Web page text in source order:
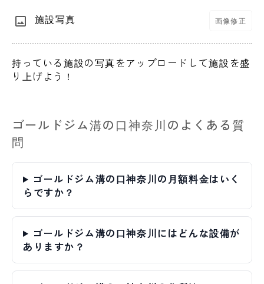
施設写真 画像修正
持っている施設の写真をアップロードして施設を盛
り上げよう！
ゴールドジム溝の口神奈川のよくある質
問
ゴールドジム溝の口神奈川の月額料金はいく
らですか？
ゴールドジム溝の口神奈川にはどんな設備が
ありますか？